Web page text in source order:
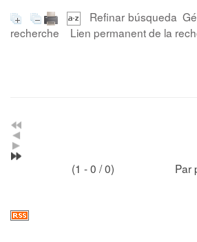
Refinar búsqueda
recherche
Lien permanent de la
(1 - 0 / 0) Par